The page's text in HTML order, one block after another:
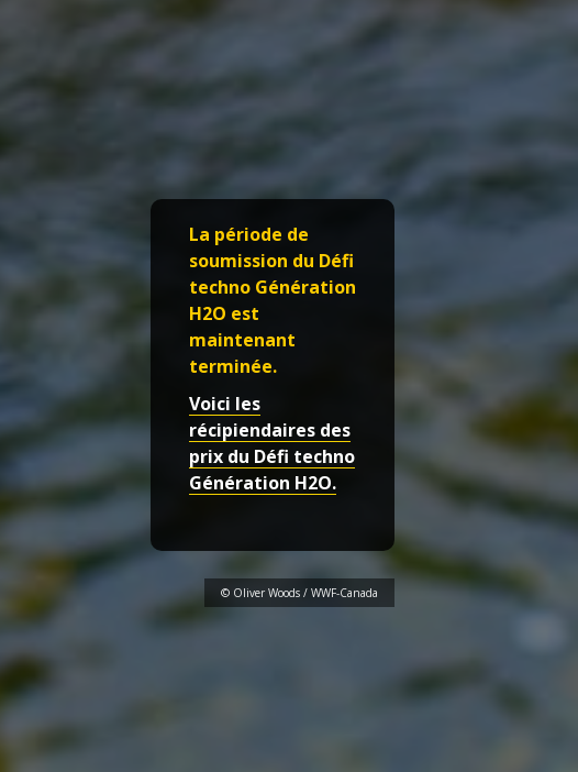
La période de
soumission du Défi
techno Génération
H2O est
maintenant
terminée.
Voici les
récipiendaires des
prix du Défi techno
Génération H2O.
© Oliver Woods / WWF-Canada